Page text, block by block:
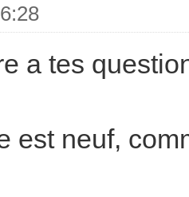
a tes
est neuf,